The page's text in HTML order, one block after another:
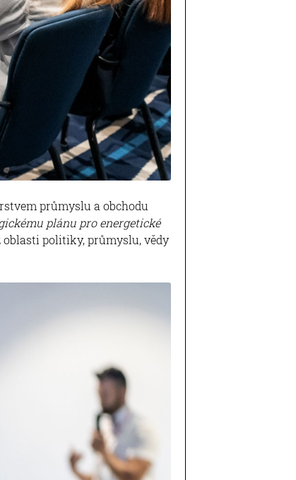
průmyslu a obchodu
plánu pro energetické
oblasti politiky, průmyslu, vědy